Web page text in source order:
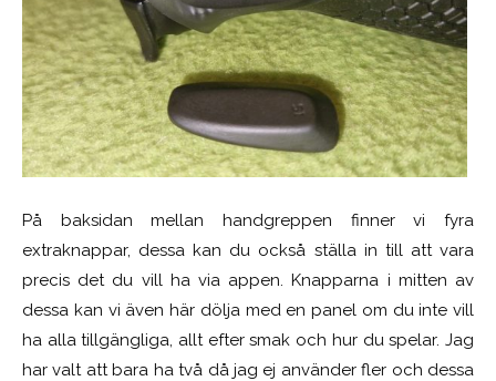
På baksidan mellan handgreppen finner vi fyra
extraknappar, dessa kan du också ställa in till att vara
precis det du vill ha via appen. Knapparna i mitten av
dessa kan vi även här dölja med en panel om du inte vill
ha alla tillgängliga, allt efter smak och hur du spelar. Jag
har valt att bara ha två då jag ej använder fler och dessa